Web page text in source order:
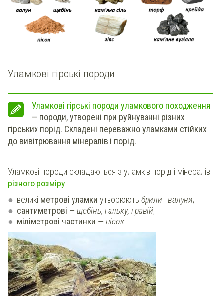
Уламкові гірські породи
Уламкові гірські породи уламкового походження
— породи, утворені при руйнуванні різних
гірських порід. Складені переважно уламками стійких
до вивітрювання мінералів і порід.
Уламкові породи складаються з уламків порід і мінералів
різного розміру:
великі метрові уламки утворюють брили і валуни;
сантиметрові — щебінь, гальку, гравій;
міліметрові частинки — пісок